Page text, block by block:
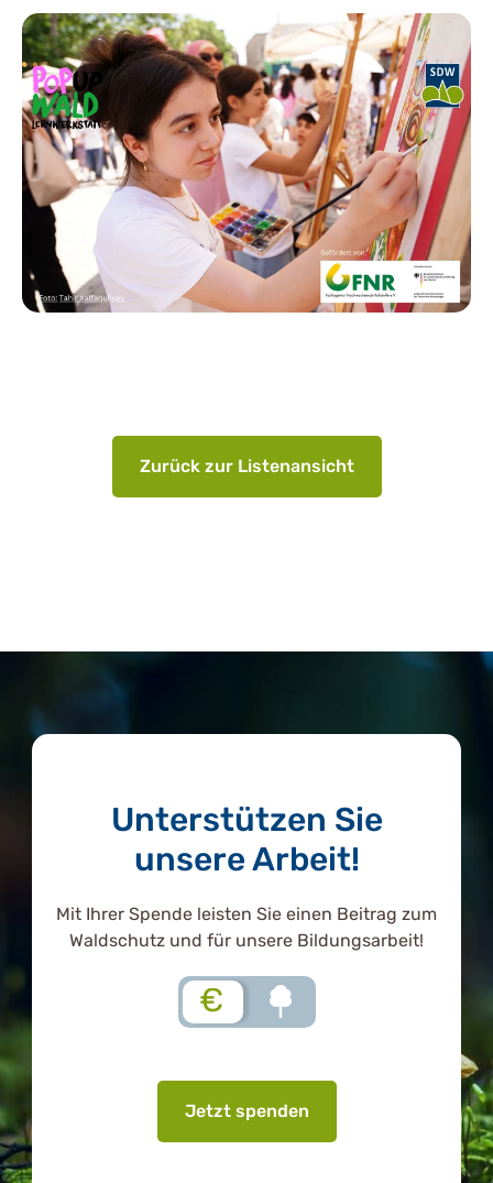
Zurück zur Listenansicht
Unterstützen Sie
unsere Arbeit!
Mit Ihrer Spende leisten Sie einen Beitrag zum
Waldschutz und für unsere Bildungsarbeit!
€
Jetzt spenden